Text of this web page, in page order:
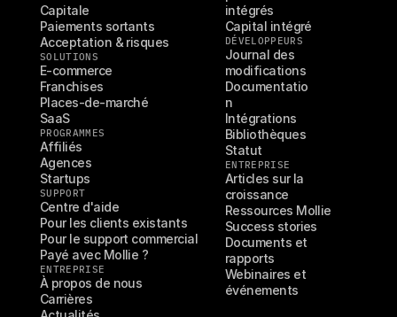
Capitale
Paiements sortants
Acceptation & risques
SOLUTIONS
E-commerce
Franchises
Places-de-marché
SaaS
PROGRAMMES
Affiliés
Agences
Startups
SUPPORT
Centre d'aide
Pour les clients existants
Pour le support commercial
Payé avec Mollie ?
ENTREPRISE
À propos de nous
Carrières
intégrés
Capital intégré
DÉVELOPPEURS
Journal des
modifications
Documentatio
n
Intégrations
Bibliothèques
Statut
ENTREPRISE
Articles sur la
croissance
Ressources Mollie
Success stories
Documents et
rapports
Webinaires et
événements